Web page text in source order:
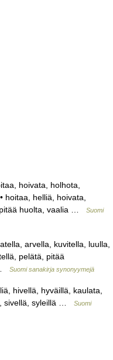
hoivata, holhota,
hoitaa, helliä, hoivata,
huolta, vaalia …
Suomi
arvella, kuvitella, luulla,
pelätä, pitää
Suomi sanakirja synonyymejä
hivellä, hyväillä, kaulata,
sivellä, syleillä …
Suomi